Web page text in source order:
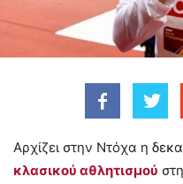
Αρχίζει στην Ντόχα η
κλασικού αθλητισμού